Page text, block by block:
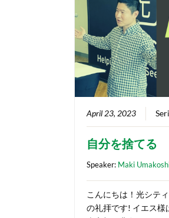
April 23, 2023
自分を捨てる
Speaker: Maki
こんにちは！光シテ
の礼拝です! イエス様